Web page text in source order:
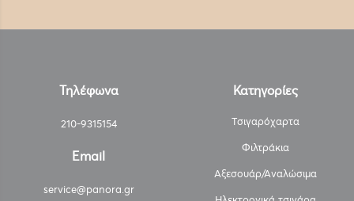
Τηλέφωνα
210-9315154
Email
service@panora.gr
Κατηγορίες
Τσιγαρόχαρτα
Φιλτράκια
Αξεσουάρ/Αναλώσιμα